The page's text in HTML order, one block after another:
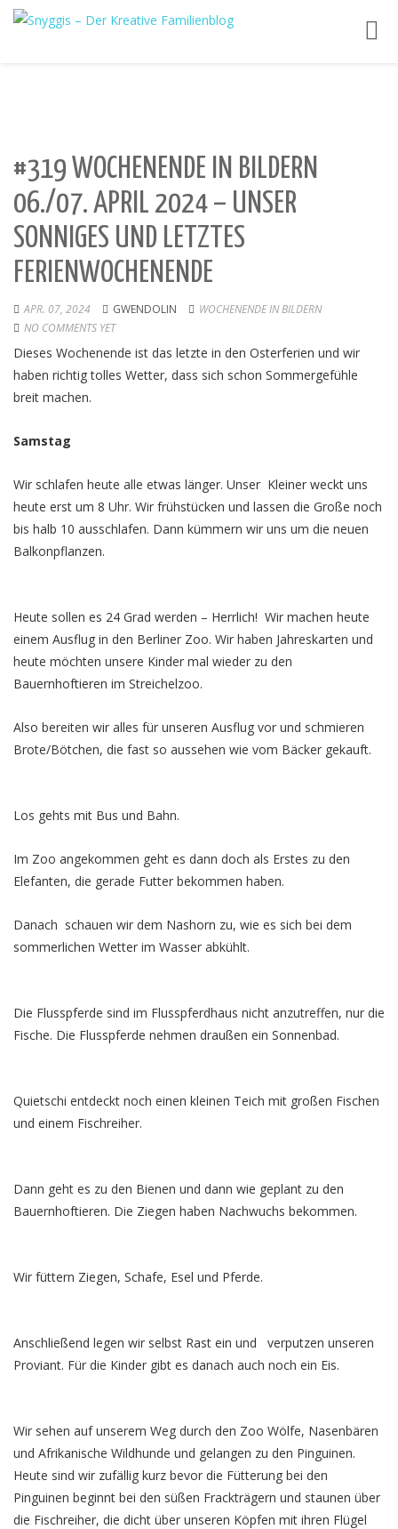
#319 WOCHENENDE IN BILDERN
06./07. APRIL 2024 – UNSER
SONNIGES UND LETZTES
FERIENWOCHENENDE
APR. 07, 2024 GWENDOLIN
WOCHENENDE IN BILDERN
NO COMMENTS YET
Dieses Wochenende ist das letzte in den Osterferien und wir
haben richtig tolles Wetter, dass sich schon Sommergefühle
breit machen.
Samstag
Wir schlafen heute alle etwas länger. Unser Kleiner weckt uns
heute erst um 8 Uhr. Wir frühstücken und lassen die Große noch
bis halb 10 ausschlafen. Dann kümmern wir uns um die neuen
Balkonpflanzen.
Heute sollen es 24 Grad werden – Herrlich! Wir machen heute
einem Ausflug in den Berliner Zoo. Wir haben Jahreskarten und
heute möchten unsere Kinder mal wieder zu den
Bauernhoftieren im Streichelzoo.
Also bereiten wir alles für unseren Ausflug vor und schmieren
Brote/Bötchen, die fast so aussehen wie vom Bäcker gekauft.
Los gehts mit Bus und Bahn.
Im Zoo angekommen geht es dann doch als Erstes zu den
Elefanten, die gerade Futter bekommen haben.
Danach schauen wir dem Nashorn zu, wie es sich bei dem
sommerlichen Wetter im Wasser abkühlt.
Die Flusspferde sind im Flusspferdhaus nicht anzutreffen, nur die
Fische. Die Flusspferde nehmen draußen ein Sonnenbad.
Quietschi entdeckt noch einen kleinen Teich mit großen Fischen
und einem Fischreiher.
Dann geht es zu den Bienen und dann wie geplant zu den
Bauernhoftieren. Die Ziegen haben Nachwuchs bekommen.
Wir füttern Ziegen, Schafe, Esel und Pferde.
Anschließend legen wir selbst Rast ein und verputzen unseren
Proviant. Für die Kinder gibt es danach auch noch ein Eis.
Wir sehen auf unserem Weg durch den Zoo Wölfe, Nasenbären
und Afrikanische Wildhunde und gelangen zu den Pinguinen.
Heute sind wir zufällig kurz bevor die Fütterung bei den
Pinguinen beginnt bei den süßen Frackträgern und staunen über
die Fischreiher, die dicht über unseren Köpfen mit ihren Flügel